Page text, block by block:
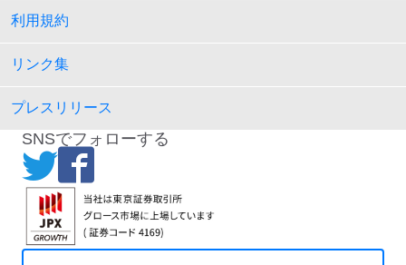
利用規約
リンク集
プレスリリース
SNSでフォローする